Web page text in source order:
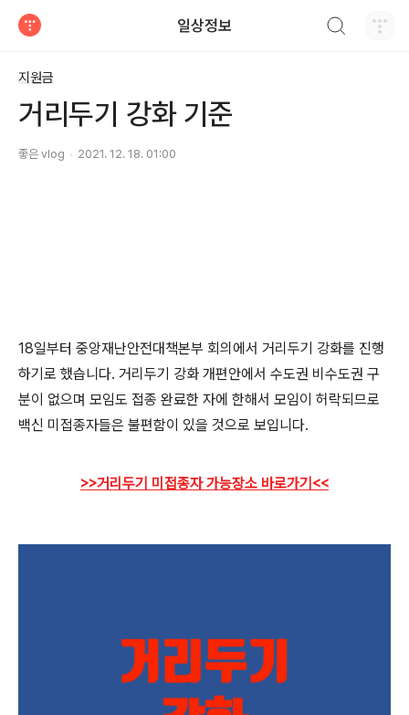
일상정보
지원금
거리두기 강화 기준
좋은 vlog 2021. 12. 18. 01:00
18일부터 중앙재난안전대책본부 회의에서 거리두기 강화를 진행
하기로 했습니다. 거리두기 강화 개편안에서 수도권 비수도권 구
분이 없으며 모임도 접종 완료한 자에 한해서 모임이 허락되므로
백신 미접종자들은 불편함이 있을 것으로 보입니다.
>>거리두기 미접종자 가능장소 바로가기<<